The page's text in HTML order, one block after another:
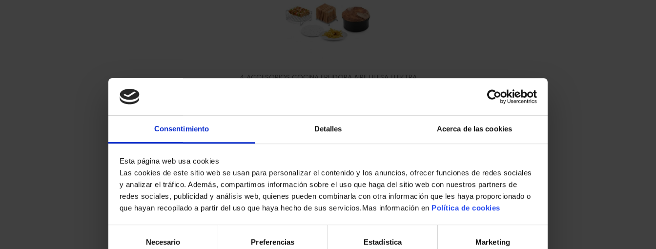
Consentimiento Detalles Acerca de las cookies
Esta página web usa cookies
Las cookies de este sitio web se usan para personalizar el contenido y los anuncios, ofrecer funciones de redes sociales
y analizar el tráfico. Además, compartimos información sobre el uso que haga del sitio web con nuestros partners de
redes sociales, publicidad y análisis web, quienes pueden combinarla con otra información que les haya proporcionado o
que hayan recopilado a partir del uso que haya hecho de sus servicios.Mas información en Política de cookies
Necesario Preferencias Estadística Marketing
4 ACCESORIOS COCINA FREIDORA AIRE UFESA ELEKTRA